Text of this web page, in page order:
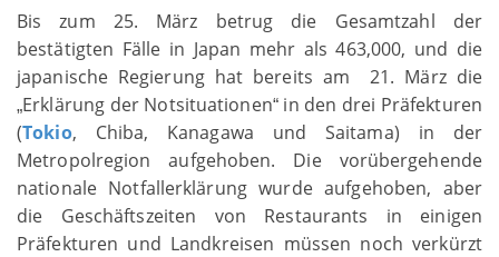
Bis zum 25. März betrug die Gesamtzahl der
bestätigten Fälle in Japan mehr als 463,000, und die
japanische Regierung hat bereits am 21. März die
„Erklärung der Notsituationen“in den drei Präfekturen
(Tokio, Chiba, Kanagawa und Saitama) in der
Metropolregion aufgehoben. Die vorübergehende
nationale Notfallerklärung wurde aufgehoben, aber
die Geschäftszeiten von Restaurants in einigen
Präfekturen und Landkreisen müssen noch verkürzt